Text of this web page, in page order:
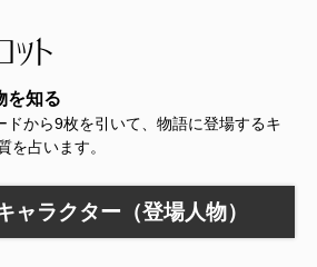
を知る
ドから9枚を引いて、物語に登場するキ
を占います。
ャラクター（登場人物）